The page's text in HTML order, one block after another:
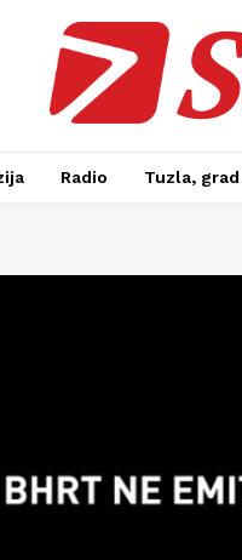
Radio Tuzla,